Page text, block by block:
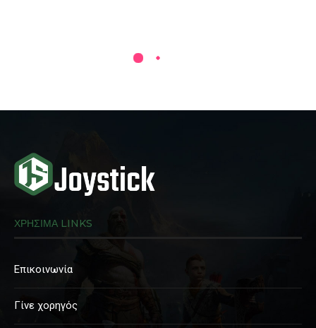
ΧΡΗΣΙΜΑ LINKS
Επικοινωνία
Γίνε χορηγός